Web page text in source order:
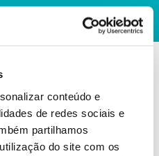
conteúdo e
de redes sociais e
partilhamos
do site com os